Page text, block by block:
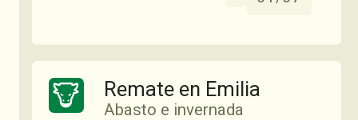
Pilar, Santa Fe, Argentina
Ver transmisión
Remate en Emilia
Abasto e invernada